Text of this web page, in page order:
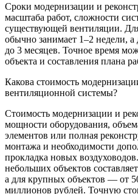
Сроки модернизации и
масштаба работ, сложности
существующей вентиляции.
обычно занимает 1–2 недели,
до 3 месяцев. Точное время
объекта и составления плана
Какова стоимость
вентиляционной системы?
Стоимость модернизации и
мощности оборудования,
элементов или полная
монтажа и необходимости
прокладка новых
небольших объектов
а для крупных объектов — от
миллионов рублей. Точную